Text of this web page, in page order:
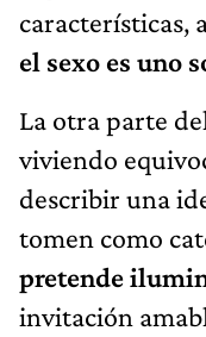
características,
el sexo es uno
La otra parte
viviendo
describir una
tomen como
pretende
invitación